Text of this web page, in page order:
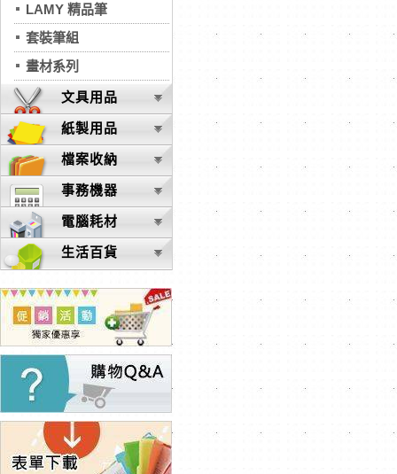
LAMY 精品筆
套裝筆組
畫材系列
文具用品
紙製用品
檔案收納
事務機器
電腦耗材
生活百貨